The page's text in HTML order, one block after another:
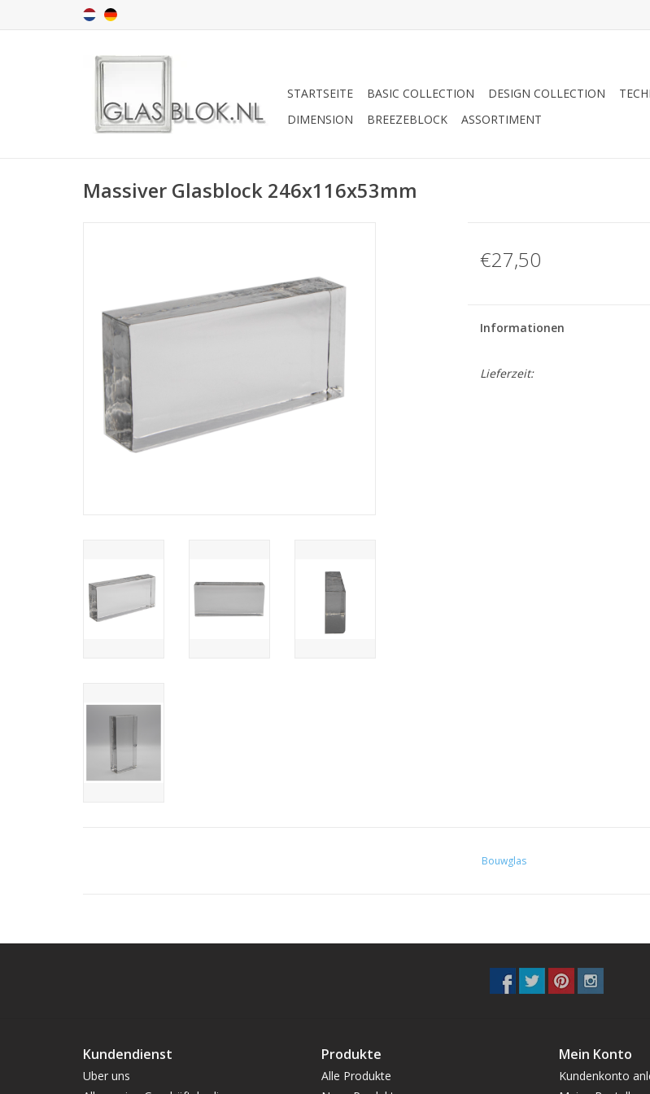
STARTSEITE BASIC COLLECTION DESIGN COLLECTION
DIMENSION
BREEZEBLOCK ASSORTIMENT
Massiver Glasblock 246x116x53mm
€27,50
Informationen
Lieferzeit:
Bouwglas
Kundendienst
Uber uns
Produkte
Alle Produkte
Mein Konto
Kundenkonto